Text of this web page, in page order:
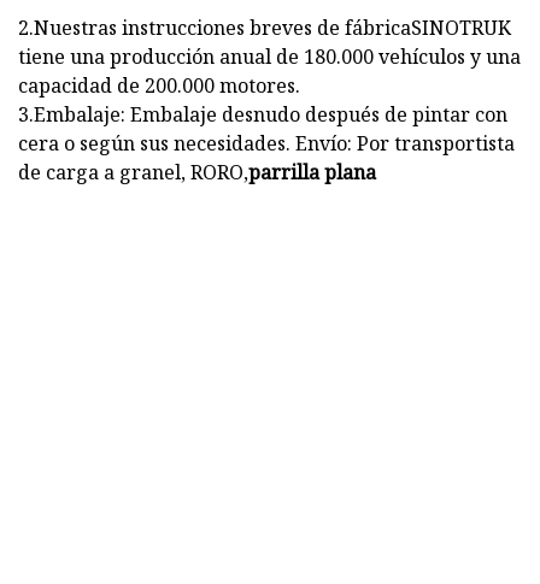
2.Nuestras instrucciones breves de fábricaSINOTRUK
tiene una producción anual de 180.000 vehículos y una
capacidad de 200.000 motores.
3.Embalaje: Embalaje desnudo después de pintar con
cera o según sus necesidades. Envío: Por transportista
de carga a granel, RORO,parrilla plana